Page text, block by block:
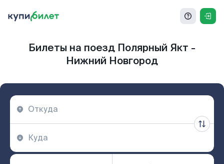
Билеты на поезд Полярный Якт -
Нижний Новгород